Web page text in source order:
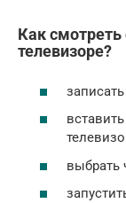
Как
телевизоре?
выбрать